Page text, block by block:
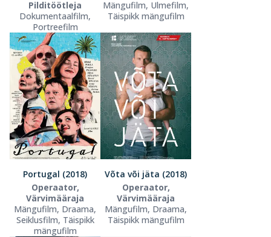
Pilditöötleja
Dokumentaalfilm,
Portreefilm
Mängufilm, Ulmefilm,
Täispikk mängufilm
Portugal (2018)
Operaator,
Värvimääraja
Mängufilm, Draama,
Seiklusfilm, Täispikk
mängufilm
Võta või jäta (2018)
Operaator,
Värvimääraja
Mängufilm, Draama,
Täispikk mängufilm